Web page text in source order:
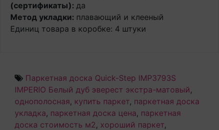
(сертификаты): да
Метод укладки: плавающий и клееный
Единиц товара в коробке: 4 штуки
Паркетная доска Quick-Step IMP3793S
IMPERIO Белый дуб эверест экстра-матовый,
однополосная, купить паркет, паркетная доска
укладка, паркетная доска цена, паркетная
доска стоимость м2, хороший паркет,